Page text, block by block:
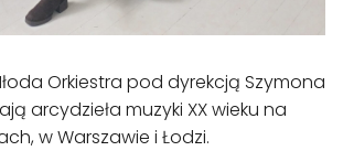
Orkiestra pod dyrekcją Szymona
arcydzieła muzyki XX wieku na
w Warszawie i Łodzi.